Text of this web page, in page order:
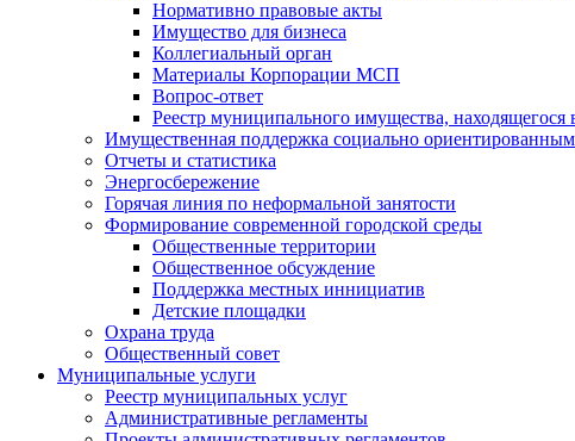
Нормативно правовые акты
Имущество для бизнеса
Коллегиальный орган
Материалы Корпорации МСП
Вопрос-ответ
Реестр муниципального имущества,
Имущественная поддержка социально
Отчеты и статистика
Энергосбережение
Горячая линия по неформальной занятости
Формирование современной городской среды
Общественные территории
Общественное обсуждение
Поддержка местных иннициатив
Детские площадки
Охрана труда
Общественный совет
Муниципальные услуги
Реестр муниципальных услуг
Административные регламенты